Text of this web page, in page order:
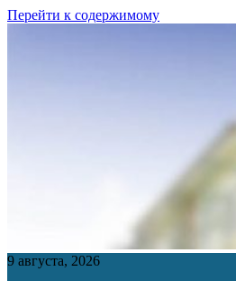
Перейти к содержимому
9 августа, 2026